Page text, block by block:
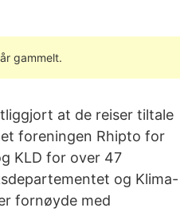
gammelt.
at de reiser tiltale
foreningen Rhipto for
KLD for over 47
og Klima-
fornøyde med